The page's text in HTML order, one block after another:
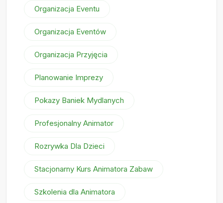
Organizacja Eventu
Organizacja Eventów
Organizacja Przyjęcia
Planowanie Imprezy
Pokazy Baniek Mydlanych
Profesjonalny Animator
Rozrywka Dla Dzieci
Stacjonarny Kurs Animatora Zabaw
Szkolenia dla Animatora